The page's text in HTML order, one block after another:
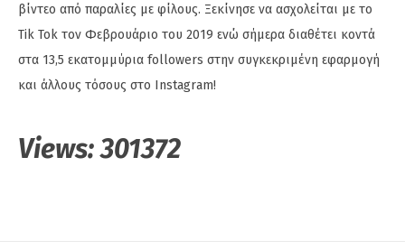
βίντεο από παραλίες με φίλους. Ξεκίνησε να ασχολείται με το
Tik Tok τον Φεβρουάριο του 2019 ενώ σήμερα διαθέτει κοντά
στα 13,5 εκατομμύρια followers στην συγκεκριμένη εφαρμογή
και άλλους τόσους στο Instagram!
Views:301372